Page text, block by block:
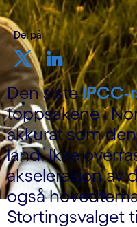
Del på
Den sisteIPCC-
toppsakene i
akkurat som
land. Ikke
akselerasjon av
også
Stortingsvalget